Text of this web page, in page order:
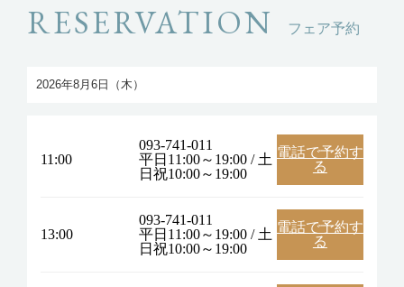
RESERVATION フェア予約
11:00
093-741-011
平日11:00～19:00 / 土
日祝10:00～19:00
電話で予約す
る
13:00
093-741-011
平日11:00～19:00 / 土
日祝10:00～19:00
電話で予約す
る